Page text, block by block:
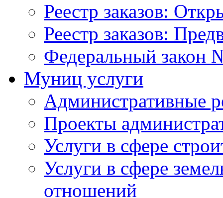
Реестр заказов:
Реестр заказов:
Федеральный закон
Муниц услуги
Административные
Проекты
Услуги в сфере
Услуги в сфере
отношений